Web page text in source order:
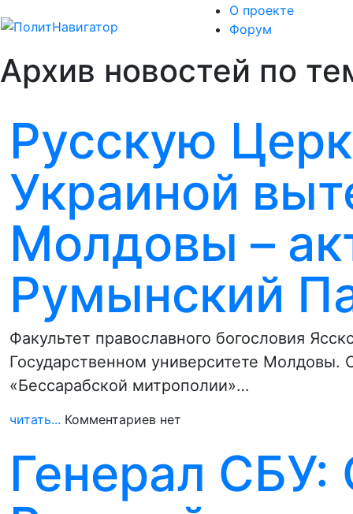
О проекте
Форум
Архив новостей по
Русскую
Украиной
Молдовы –
Румынский
Факультет православного богословия
Государственном университете
«Бессарабской митрополии»…
читать... Комментариев нет
Генерал СБУ: